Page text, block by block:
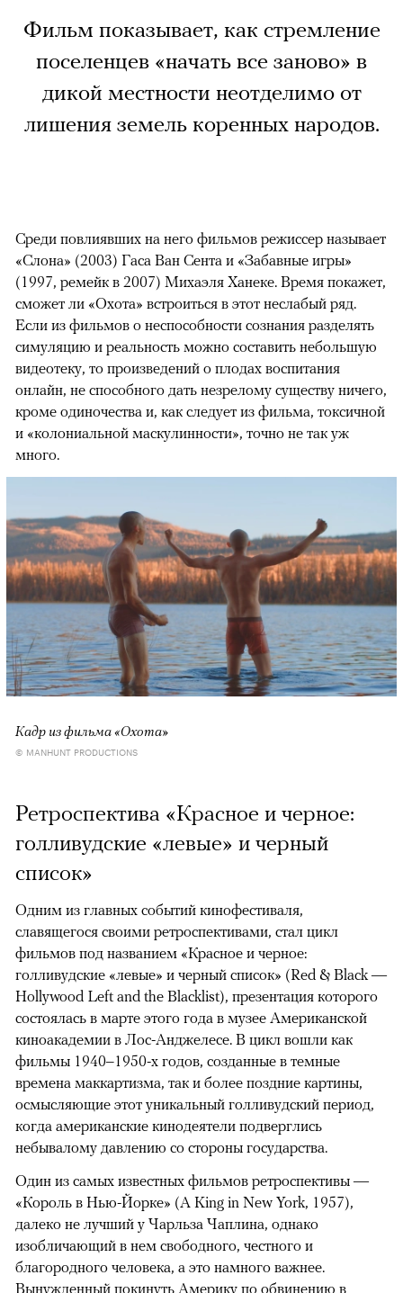
Фильм показывает, как стремление
поселенцев «начать все заново» в
дикой местности неотделимо от
лишения земель коренных народов.
Среди повлиявших на него фильмов режиссер называет
«Слона» (2003) Гаса Ван Сента и «Забавные игры»
(1997, ремейк в 2007) Михаэля Ханеке. Время покажет,
сможет ли «Охота» встроиться в этот неслабый ряд.
Если из фильмов о неспособности сознания разделять
симуляцию и реальность можно составить небольшую
видеотеку, то произведений о плодах воспитания
онлайн, не способного дать незрелому существу ничего,
кроме одиночества и, как следует из фильма, токсичной
и «колониальной маскулинности», точно не так уж
много.
Кадр из фильма «Охота»
© MANHUNT PRODUCTIONS
Ретроспектива «Красное и черное:
голливудские «левые» и черный
список»
Одним из главных событий кинофестиваля,
славящегося своими ретроспективами, стал цикл
фильмов под названием «Красное и черное:
голливудские «левые» и черный список» (Red & Black —
Hollywood Left and the Blacklist), презентация которого
состоялась в марте этого года в музее Американской
киноакадемии в Лос-Анджелесе. В цикл вошли как
фильмы 1940–1950-х годов, созданные в темные
времена маккартизма, так и более поздние картины,
осмысляющие этот уникальный голливудский период,
когда американские кинодеятели подверглись
небывалому давлению со стороны государства.
Один из самых известных фильмов ретроспективы —
«Король в Нью-Йорке» (A King in New York, 1957),
далеко не лучший у Чарльза Чаплина, однако
изобличающий в нем свободного, честного и
благородного человека, а это намного важнее.
Вынужденный покинуть Америку по обвинению в